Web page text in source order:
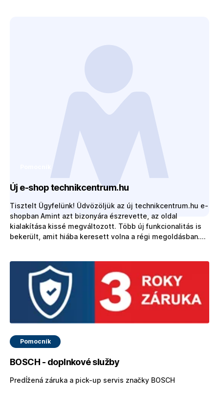
Új e-shop technikcentrum.hu
Tisztelt Ügyfelünk! Üdvözöljük az új technikcentrum.hu e-
shopban Amint azt bizonyára észrevette, az oldal
kialakítása kissé megváltozott. Több új funkcionalitás is
bekerült, amit hiába keresett volna a régi megoldásban.
bevásárló listája, nézett vagy kedvenc terméke, a
panaszok…
Pomocník
BOSCH - doplnkové služby
Predĺžená záruka a pick-up servis značky BOSCH